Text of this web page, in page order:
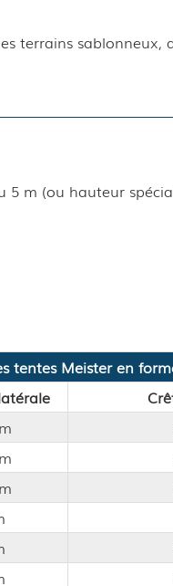
terrains
m (ou hauteur
tentes Meister en